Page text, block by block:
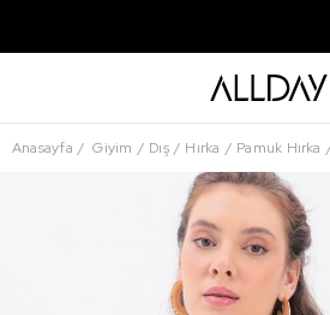
Anasayfa Giyim Dış Hırka Pamuk Hırka